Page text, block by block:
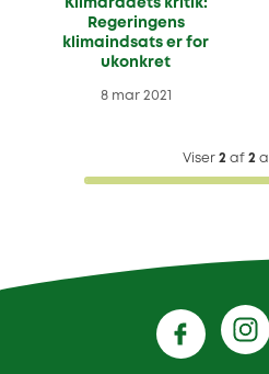
Klimarådets kritik:
Regeringens
klimaindsats er for
ukonkret
8 mar 2021
Viser 2 af 2